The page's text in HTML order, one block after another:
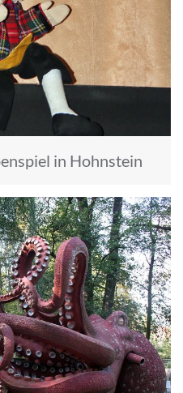
in Hohnstein